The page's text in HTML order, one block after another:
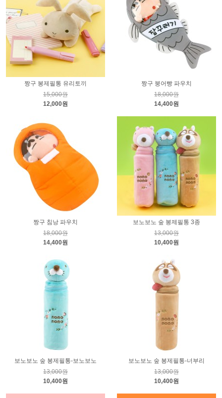
짱구 봉제필통 유리토끼
15,000원
12,000원
짱구 붕어빵 파우치
18,000원
14,400원
짱구 침낭 파우치
18,000원
14,400원
보노보노 숲 봉제필통 3종
13,000원
10,400원
보노보노 숲 봉제필통-보노보노
13,000원
10,400원
보노보노 숲 봉제필통-너부리
13,000원
10,400원